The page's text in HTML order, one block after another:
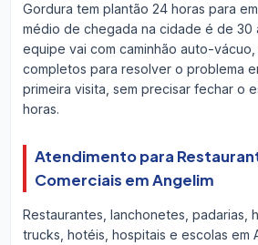
Gordura tem plantão 24 horas para
médio de chegada na cidade é de 30
equipe vai com caminhão auto-vácuo,
completos para resolver o problema
primeira visita, sem precisar fechar o
horas.
Atendimento para
Comerciais em Angelim
Restaurantes, lanchonetes, padarias,
trucks, hotéis, hospitais e escolas em